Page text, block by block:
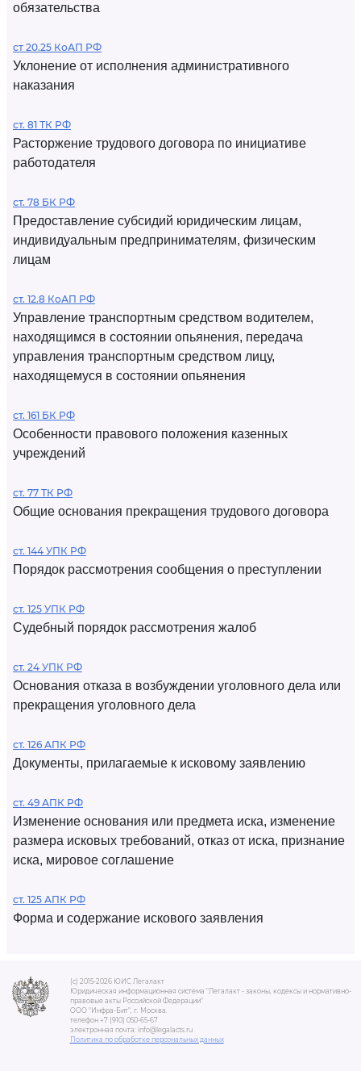
обязательства
ст 20.25 КоАП РФ
Уклонение от исполнения административного
наказания
ст. 81 ТК РФ
Расторжение трудового договора по инициативе
работодателя
ст. 78 БК РФ
Предоставление субсидий юридическим лицам,
индивидуальным предпринимателям, физическим
лицам
ст. 12.8 КоАП РФ
Управление транспортным средством водителем,
находящимся в состоянии опьянения, передача
управления транспортным средством лицу,
находящемуся в состоянии опьянения
ст. 161 БК РФ
Особенности правового положения казенных
учреждений
ст. 77 ТК РФ
Общие основания прекращения трудового договора
ст. 144 УПК РФ
Порядок рассмотрения сообщения о преступлении
ст. 125 УПК РФ
Судебный порядок рассмотрения жалоб
ст. 24 УПК РФ
Основания отказа в возбуждении уголовного дела или
прекращения уголовного дела
ст. 126 АПК РФ
Документы, прилагаемые к исковому заявлению
ст. 49 АПК РФ
Изменение основания или предмета иска, изменение
размера исковых требований, отказ от иска, признание
иска, мировое соглашение
ст. 125 АПК РФ
Форма и содержание искового заявления
(c) 2015-2026 ЮИС Легалакт
Юридическая информационная система "Легалакт - законы, кодексы и нормативно-
правовые акты Российской Федерации"
ООО "Инфра-Бит", г. Москва.
телефон +7 (910) 050-65-67
электронная почта: info@legalacts.ru
Политика по обработке персональных данных